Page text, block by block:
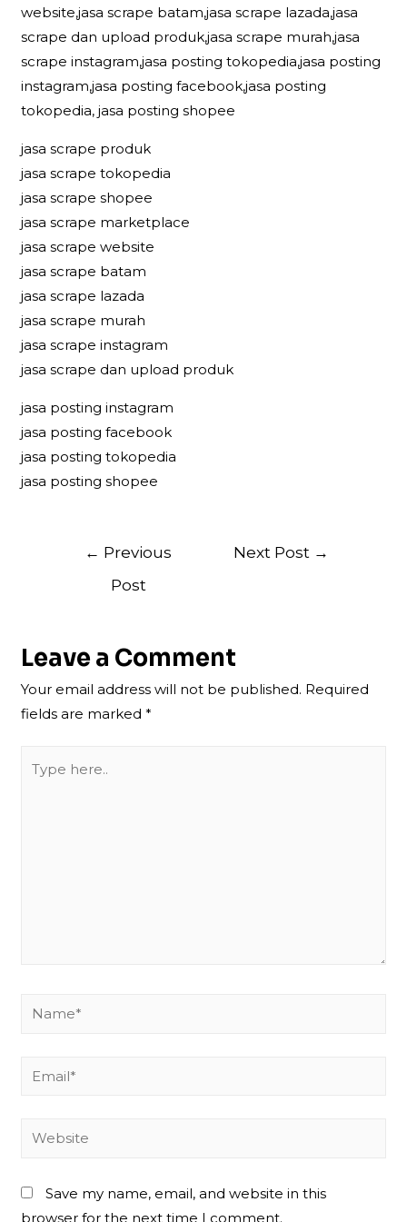
website,jasa scrape batam,jasa scrape lazada,jasa
scrape dan upload produk,jasa scrape murah,jasa
scrape instagram,jasa posting tokopedia,jasa posting
instagram,jasa posting facebook,jasa posting
tokopedia, jasa posting shopee
jasa scrape produk
jasa scrape tokopedia
jasa scrape shopee
jasa scrape marketplace
jasa scrape website
jasa scrape batam
jasa scrape lazada
jasa scrape murah
jasa scrape instagram
jasa scrape dan upload produk
jasa posting instagram
jasa posting facebook
jasa posting tokopedia
jasa posting shopee
Post
navigation
← Previous
Post
Next Post →
Leave a Comment
Your email address will not be published. Required
fields are marked*
here..
Name*
Email*
Website
Save my name, email, and website in this
browser for the next time I comment.